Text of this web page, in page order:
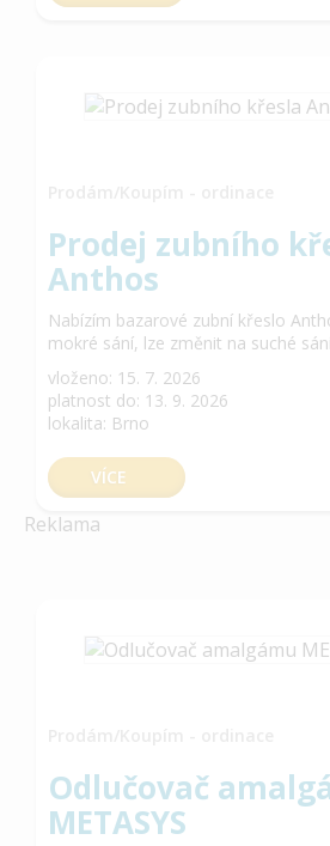
Prodej zubního
Anthos
Nabízím bazarové zubní křeslo
mokré sání, lze změnit na suché
vloženo: 15. 7. 2026
platnost do: 13. 9. 2026
lokalita: Brno
VÍCE
Reklama
Odlučovač
METASYS